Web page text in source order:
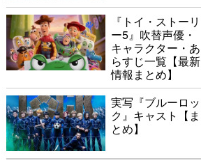
『トイ・ストーリ
ー5』吹替声優・
キャラクター・あ
らすじ一覧【最新
情報まとめ】
実写『ブルーロッ
ク』キャスト【ま
とめ】